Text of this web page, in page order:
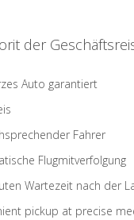
der
Auto garantiert
Fahrer
Flugmitverfolgung
Wartezeit nach der
pickup at precise